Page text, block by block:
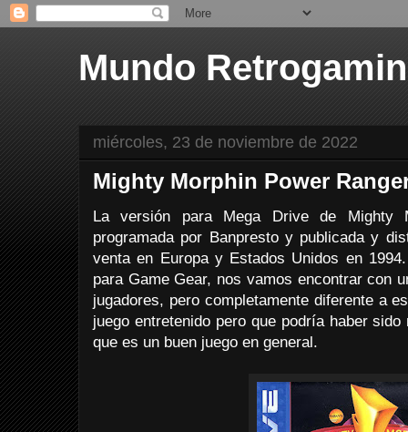
Mundo
miércoles, 23 de noviembre de 2022
Mighty Morphin Power
La versión para Mega Drive de Mighty
programada por Banpresto y publicada y
venta en Europa y Estados Unidos en
para Game Gear, nos vamos encontrar con
jugadores, pero completamente diferente a
juego entretenido pero que podría haber
que es un buen juego en general.